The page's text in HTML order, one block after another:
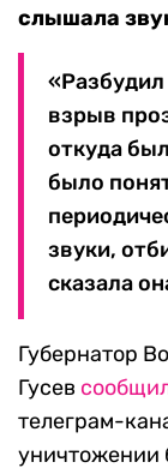
слышала
взрыв
откуда
было
звуки,
сказала
Губернатор
Гусев
телеграм-
уничтожении